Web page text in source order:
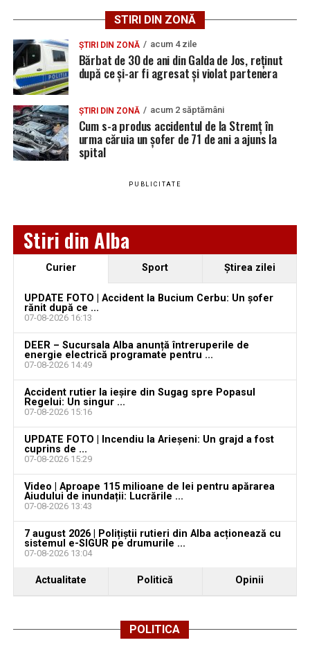
preferată pe Google
Urmărește Ziarul Unirea pe Social Media
YouTube Instagram WhatsApp TikTok
Jaf de peste 300.000 de euro, la Teiuș. Familia
păgubită susține că ancheta bate pasul pe loc, la
aproape o lună de la spargere
Locuri de muncă în Sântimbru, disponibile la 4
august 2026. AJOFM Alba a publicat lista posturilor
vacante
Locuri de muncă în Galda de Jos, disponibile la 4
august 2026. AJOFM Alba a publicat lista posturilor
vacante
Locuri de muncă în Teiuș, disponibile la 4 august
2026. AJOFM Alba a publicat lista posturilor
vacante
Bărbat de 30 de ani din Galda de Jos, reținut după
STIRI DIN ZONĂ
ȘTIRI DIN ZONĂ acum 4 zile
Bărbat de 30 de ani din Galda de Jos, reținut
după ce și-ar fi agresat și violat partenera
ȘTIRI DIN ZONĂ acum 2 săptămâni
Cum s-a produs accidentul de la Stremț în
urma căruia un șofer de 71 de ani a ajuns la
spital
PUBLICITATE
Stiri din Alba
Curier Sport Ştirea zilei
UPDATE FOTO | Accident la Bucium Cerbu: Un șofer
rănit după ce ...
07-08-2026 16:13
DEER – Sucursala Alba anunță întreruperile de
energie electrică programate pentru ...
07-08-2026 14:49
Accident rutier la ieșire din Sugag spre Popasul
Regelui: Un singur ...
07-08-2026 15:16
UPDATE FOTO | Incendiu la Arieșeni: Un grajd a fost
cuprins de ...
07-08-2026 15:29
Video | Aproape 115 milioane de lei pentru apărarea
Aiudului de inundații: Lucrările ...
07-08-2026 13:43
7 august 2026 | Polițiștii rutieri din Alba acționează cu
sistemul e-SIGUR pe drumurile ...
07-08-2026 13:04
Actualitate Politică Opinii
POLITICA